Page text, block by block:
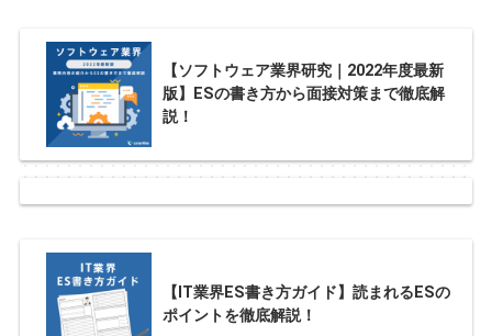
【ソフトウェア業界研究｜2022年度最新
版】ESの書き方から面接対策まで徹底解
説！
【IT業界ES書き方ガイド】読まれるESの
ポイントを徹底解説！